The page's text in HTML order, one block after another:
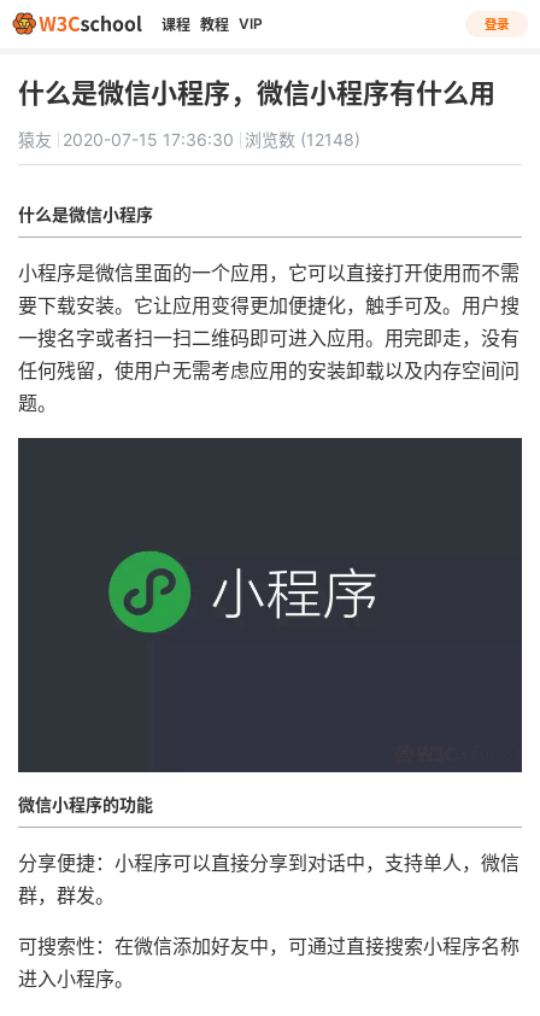
课程 教程 VIP 登录
什么是微信小程序，微信小程序有什么用
猿友 2020-07-15 17:36:30 浏览数 (12148)
什么是微信小程序
小程序是微信里面的一个应用，它可以直接打开使用而不需
要下载安装。它让应用变得更加便捷化，触手可及。用户搜
一搜名字或者扫一扫二维码即可进入应用。用完即走，没有
任何残留，使用户无需考虑应用的安装卸载以及内存空间问
题。
微信小程序的功能
分享便捷：小程序可以直接分享到对话中，支持单人，微信
群，群发。
可搜索性：在微信添加好友中，可通过直接搜索小程序名称
进入小程序。